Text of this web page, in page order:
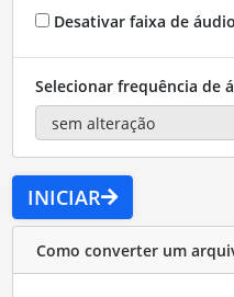
Desativar faixa de
Selecionar frequência de
INICIAR
Como converter um